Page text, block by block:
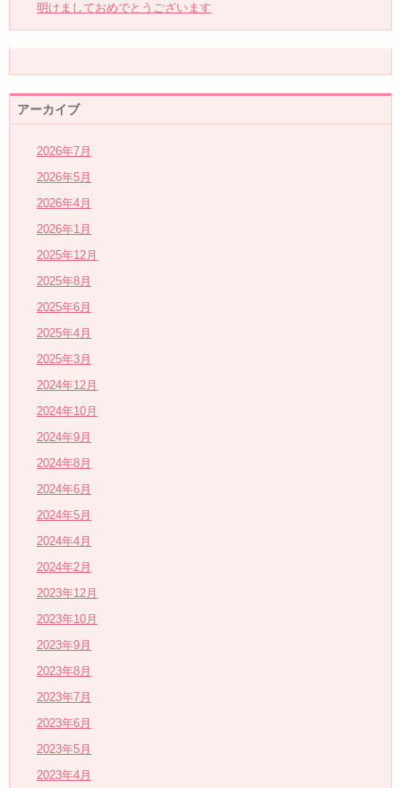
明けましておめでとうございます
アーカイブ
2026年7月
2026年5月
2026年4月
2026年1月
2025年12月
2025年8月
2025年6月
2025年4月
2025年3月
2024年12月
2024年10月
2024年9月
2024年8月
2024年6月
2024年5月
2024年4月
2024年2月
2023年12月
2023年10月
2023年9月
2023年8月
2023年7月
2023年6月
2023年5月
2023年4月